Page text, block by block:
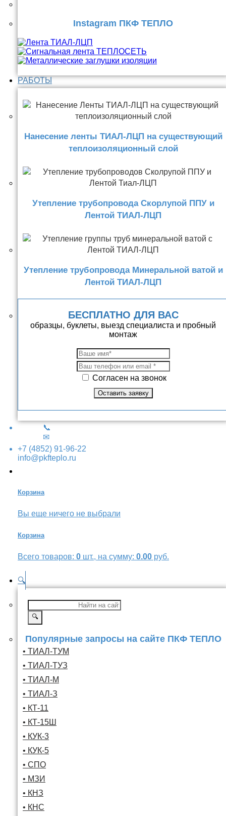
Instagram ПКФ ТЕПЛО
РАБОТЫ
Нанесение ленты ТИАЛ-ЛЦП на существующий
теплоизоляционный слой
Утепление трубопровода Скорлупой ППУ и
Лентой ТИАЛ-ЛЦП
Утепление трубопровода Минеральной ватой и
Лентой ТИАЛ-ЛЦП
БЕСПЛАТНО ДЛЯ ВАС
образцы, буклеты, выезд специалиста и пробный
монтаж
Согласен на звонок
📞
✉
+7 (4852) 91-96-22
info@pkfteplo.ru
Корзина
Вы еще ничего не выбрали
Корзина
Всего товаров: 0 шт., на сумму: 0.00 руб.
🔍
🔍
Популярные запросы на сайте ПКФ ТЕПЛО
• ТИАЛ-ТУМ
• ТИАЛ-ТУЗ
• ТИАЛ-М
• ТИАЛ-З
• КТ-11
• КТ-15Ш
• КУК-3
• КУК-5
• СПО
• МЗИ
• КНЗ
• КНС